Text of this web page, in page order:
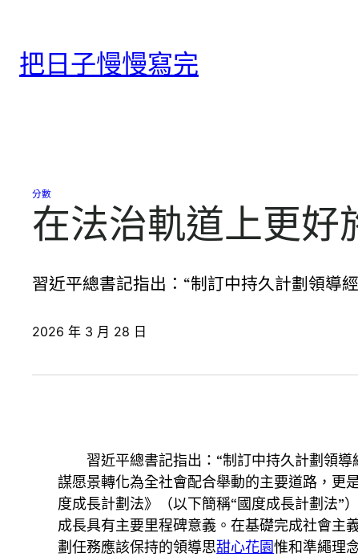
把日子慢慢寫完
分數
在法治軌道上更好
習近平總書記指出：“制訂中持久計劃領導
2026 年 3 月 28 日
習近平總書記指出：“制訂中持久計劃領
謀愿景轉化為全社會配合舉動的主要道路，更
度成長計劃法》（以下簡稱“國度成長計劃法”
成長具有主要里程碑意義。在基礎完成社會主
劃任務應該保持的領導思甜心花園惟和準繩理